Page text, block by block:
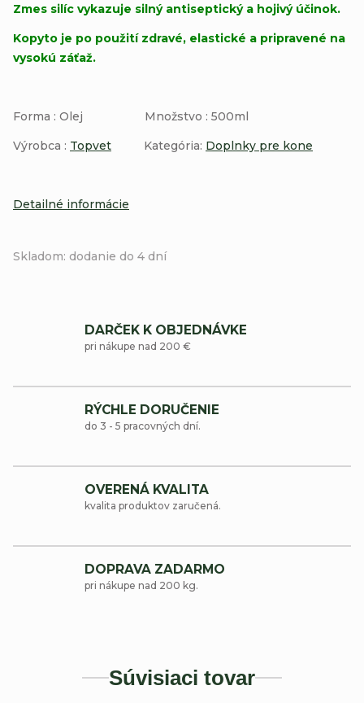
Skladom: dodanie do 4 dní
Zmes silíc vykazuje silný antiseptický a hojivý účinok.
Kopyto je po použití zdravé, elastické a pripravené na
vysokú záťaž.
Forma : Olej Množstvo : 500ml
Výrobca : Topvet Kategória: Doplnky pre kone
Detailné informácie
DARČEK K OBJEDNÁVKE
pri nákupe nad 200 €
RÝCHLE DORUČENIE
do 3 - 5 pracovných dní.
OVERENÁ KVALITA
kvalita produktov zaručená.
DOPRAVA ZADARMO
pri nákupe nad 200 kg.
Súvisiaci tovar